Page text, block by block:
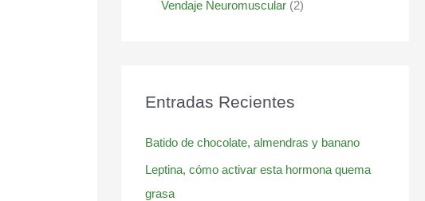
Vendaje Neuromuscular(2)
Entradas Recientes
Batido de chocolate, almendras y banano
Leptina, cómo activar esta hormona quema
grasa